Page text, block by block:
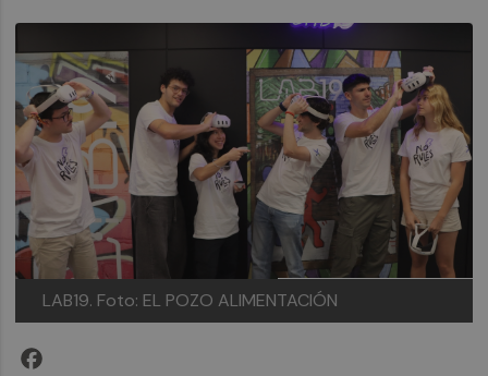
LAB19. Foto: EL POZO ALIMENTACIÓN